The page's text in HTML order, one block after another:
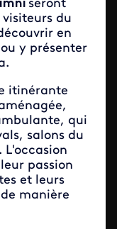
seront
du
en
y présenter
itinérante
qui
salons du
passion
et leurs
manière